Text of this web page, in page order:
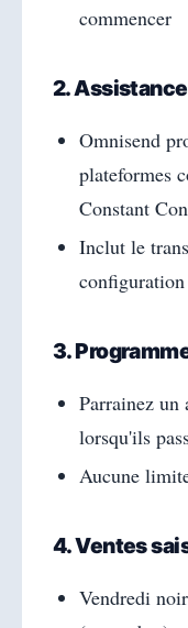
commencer
2.
Omnisend
plateformes
Constant
Inclut le
3.
Parrainez un
lorsqu'ils
Aucune
4. Ventes
Vendredi